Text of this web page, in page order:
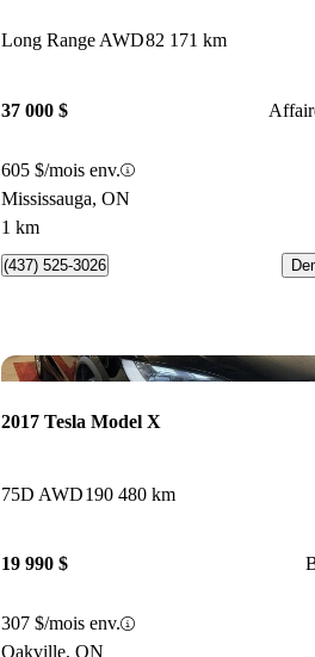
Long Range AWD82 171 km
37 000 $
605 $/mois env.
Mississauga, ON
1 km
(437) 525-3026
2017 Tesla Model X
75D AWD190 480 km
19 990 $
307 $/mois env.
Oakville, ON